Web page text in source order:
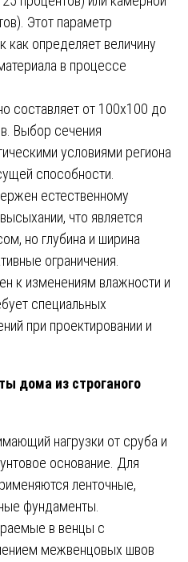
Этот параметр
как определяет величину
в процессе
составляет от 100х100 до
Выбор сечения
условиями региона
способности.
естественному
что является
но глубина и ширина
ограничения.
к изменениям влажности и
специальных
при проектировании и
дома из строганого
нагрузки от сруба и
основание. Для
ленточные,
фундаменты.
в венцы с
межвенцовых швов